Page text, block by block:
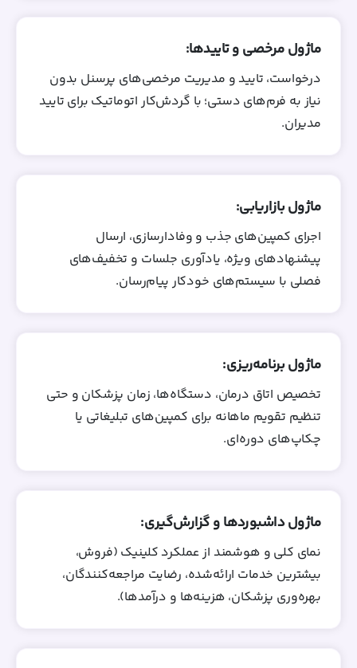
ماژول مرخصی و تاییدها:
درخواست، تایید و مدیریت مرخصی‌های پرسنل بدون
نیاز به فرم‌های دستی؛ با گردش‌کار اتوماتیک برای تایید
مدیران.
ماژول بازاریابی:
اجرای کمپین‌های جذب و وفادارسازی، ارسال
پیشنهادهای ویژه، یادآوری جلسات و تخفیف‌های
فصلی با سیستم‌های خودکار پیام‌رسان.
ماژول برنامه‌ریزی:
تخصیص اتاق درمان، دستگاه‌ها، زمان پزشکان و حتی
تنظیم تقویم ماهانه برای کمپین‌های تبلیغاتی یا
چکاپ‌های دوره‌ای.
ماژول داشبوردها و گزارش‌گیری:
نمای کلی و هوشمند از عملکرد کلینیک (فروش،
بیشترین خدمات ارائه‌شده، رضایت مراجعه‌کنندگان،
بهره‌وری پزشکان، هزینه‌ها و درآمدها).